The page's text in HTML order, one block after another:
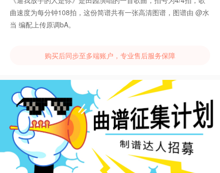
曲速度为每分钟108拍，这份简谱共有一张高清图谱，图谱由 @水
当 编配上传原调bA。
购买后同步至多端账户，专业售后服务保障